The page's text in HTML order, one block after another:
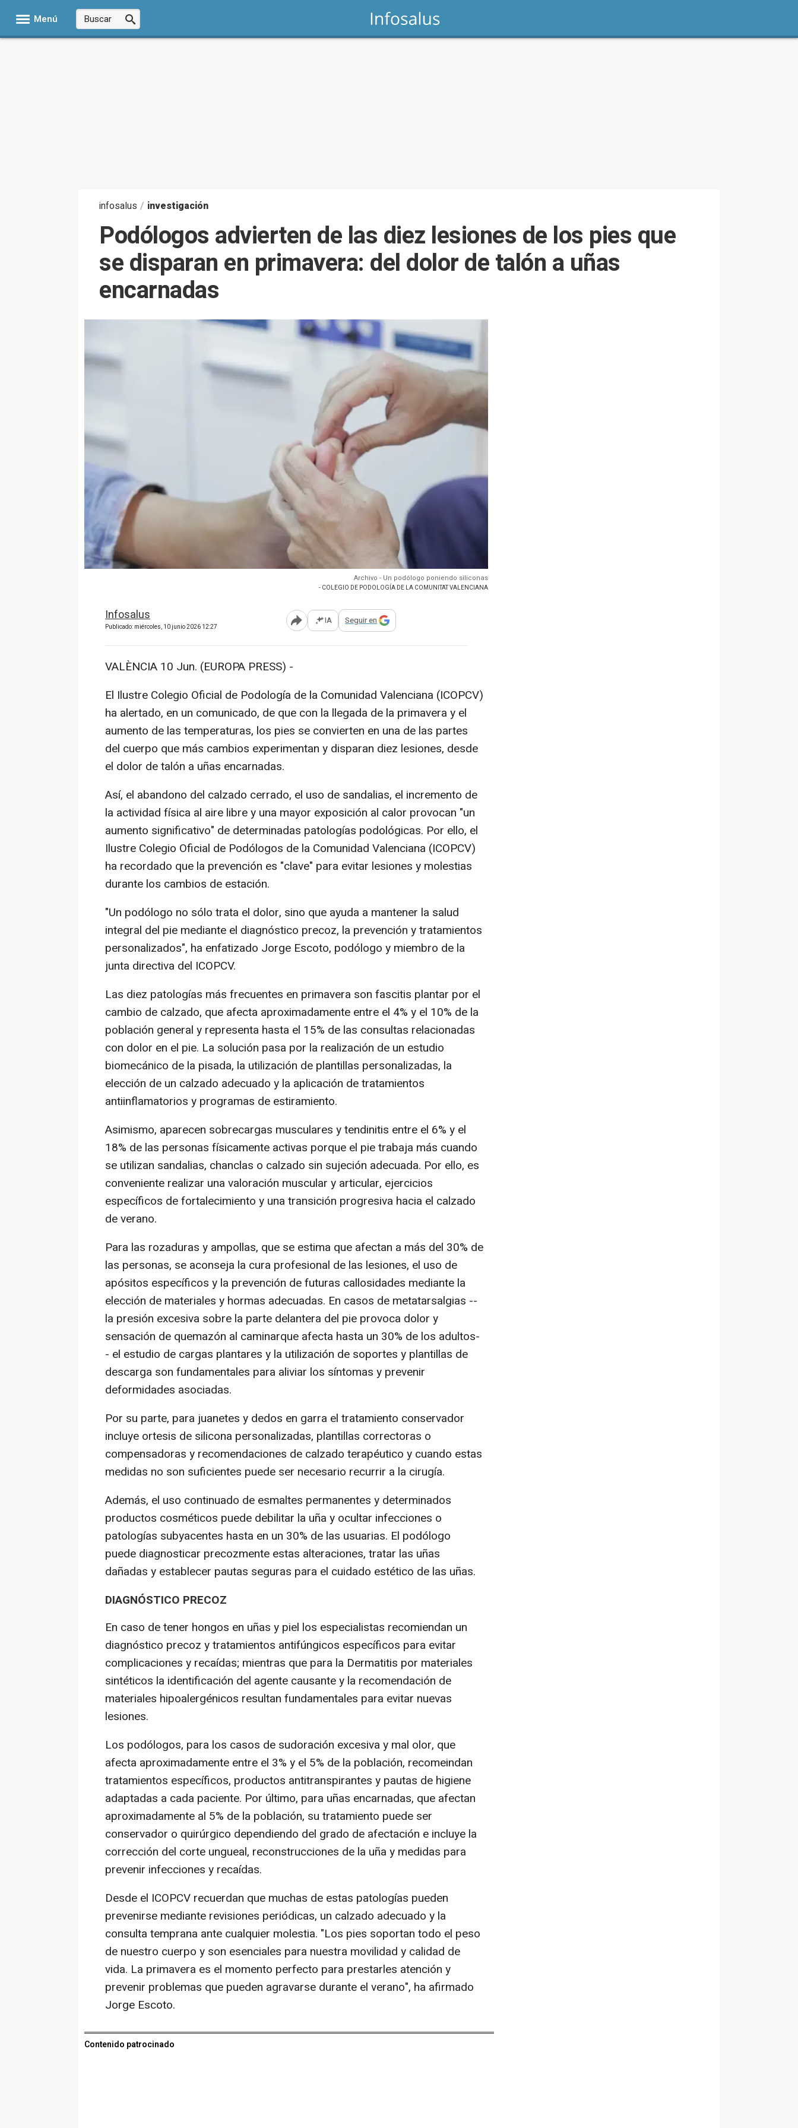
Menú
infosalus / investigación
Podólogos advierten de las diez lesiones de los pies que
se disparan en primavera: del dolor de talón a uñas
encarnadas
Archivo - Un podólogo poniendo siliconas
- COLEGIO DE PODOLOGÍA DE LA COMUNITAT VALENCIANA
Infosalus
Publicado: miércoles, 10 junio 2026 12:27 Abrir opciones para compartir
IA Seguir en
VALÈNCIA 10 Jun. (EUROPA PRESS) -
El Ilustre Colegio Oficial de Podología de la Comunidad Valenciana (ICOPCV)
ha alertado, en un comunicado, de que con la llegada de la primavera y el
aumento de las temperaturas, los pies se convierten en una de las partes
del cuerpo que más cambios experimentan y disparan diez lesiones, desde
el dolor de talón a uñas encarnadas.
Así, el abandono del calzado cerrado, el uso de sandalias, el incremento de
la actividad física al aire libre y una mayor exposición al calor provocan "un
aumento significativo" de determinadas patologías podológicas. Por ello, el
Ilustre Colegio Oficial de Podólogos de la Comunidad Valenciana (ICOPCV)
ha recordado que la prevención es "clave" para evitar lesiones y molestias
durante los cambios de estación.
"Un podólogo no sólo trata el dolor, sino que ayuda a mantener la salud
integral del pie mediante el diagnóstico precoz, la prevención y tratamientos
personalizados", ha enfatizado Jorge Escoto, podólogo y miembro de la
junta directiva del ICOPCV.
Las diez patologías más frecuentes en primavera son fascitis plantar por el
cambio de calzado, que afecta aproximadamente entre el 4% y el 10% de la
población general y representa hasta el 15% de las consultas relacionadas
con dolor en el pie. La solución pasa por la realización de un estudio
biomecánico de la pisada, la utilización de plantillas personalizadas, la
elección de un calzado adecuado y la aplicación de tratamientos
antiinflamatorios y programas de estiramiento.
Asimismo, aparecen sobrecargas musculares y tendinitis entre el 6% y el
18% de las personas físicamente activas porque el pie trabaja más cuando
se utilizan sandalias, chanclas o calzado sin sujeción adecuada. Por ello, es
conveniente realizar una valoración muscular y articular, ejercicios
específicos de fortalecimiento y una transición progresiva hacia el calzado
de verano.
Para las rozaduras y ampollas, que se estima que afectan a más del 30% de
las personas, se aconseja la cura profesional de las lesiones, el uso de
apósitos específicos y la prevención de futuras callosidades mediante la
elección de materiales y hormas adecuadas. En casos de metatarsalgias --
la presión excesiva sobre la parte delantera del pie provoca dolor y
sensación de quemazón al caminarque afecta hasta un 30% de los adultos-
- el estudio de cargas plantares y la utilización de soportes y plantillas de
descarga son fundamentales para aliviar los síntomas y prevenir
deformidades asociadas.
Por su parte, para juanetes y dedos en garra el tratamiento conservador
incluye ortesis de silicona personalizadas, plantillas correctoras o
compensadoras y recomendaciones de calzado terapéutico y cuando estas
medidas no son suficientes puede ser necesario recurrir a la cirugía.
Además, el uso continuado de esmaltes permanentes y determinados
productos cosméticos puede debilitar la uña y ocultar infecciones o
patologías subyacentes hasta en un 30% de las usuarias. El podólogo
puede diagnosticar precozmente estas alteraciones, tratar las uñas
dañadas y establecer pautas seguras para el cuidado estético de las uñas.
DIAGNÓSTICO PRECOZ
En caso de tener hongos en uñas y piel los especialistas recomiendan un
diagnóstico precoz y tratamientos antifúngicos específicos para evitar
complicaciones y recaídas; mientras que para la Dermatitis por materiales
sintéticos la identificación del agente causante y la recomendación de
materiales hipoalergénicos resultan fundamentales para evitar nuevas
lesiones.
Los podólogos, para los casos de sudoración excesiva y mal olor, que
afecta aproximadamente entre el 3% y el 5% de la población, recomeindan
tratamientos específicos, productos antitranspirantes y pautas de higiene
adaptadas a cada paciente. Por último, para uñas encarnadas, que afectan
aproximadamente al 5% de la población, su tratamiento puede ser
conservador o quirúrgico dependiendo del grado de afectación e incluye la
corrección del corte ungueal, reconstrucciones de la uña y medidas para
prevenir infecciones y recaídas.
Desde el ICOPCV recuerdan que muchas de estas patologías pueden
prevenirse mediante revisiones periódicas, un calzado adecuado y la
consulta temprana ante cualquier molestia. "Los pies soportan todo el peso
de nuestro cuerpo y son esenciales para nuestra movilidad y calidad de
vida. La primavera es el momento perfecto para prestarles atención y
prevenir problemas que pueden agravarse durante el verano", ha afirmado
Jorge Escoto.
Contenido patrocinado